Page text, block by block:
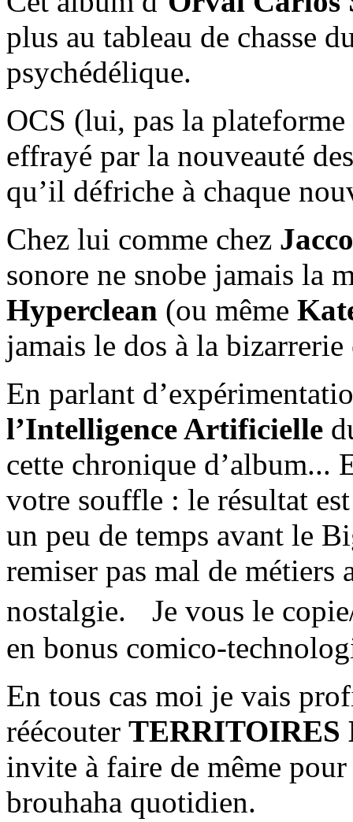
plus au tableau de chasse
psychédélique.
OCS (lui, pas la
effrayé par la nouveauté
qu’il défriche à chaque
Chez lui comme chez
sonore ne snobe jamais la
Hyperclean (ou même
jamais le dos à la
En parlant
l’Intelligence Artificielle
cette chronique d’album...
votre souffle : le résultat
un peu de temps avant le
remiser pas mal de métiers
nostalgie. Je vous le
en bonus comico-
En tous cas moi je vais
réécouter TERRITOIRES
invite à faire de même
brouhaha quotidien.